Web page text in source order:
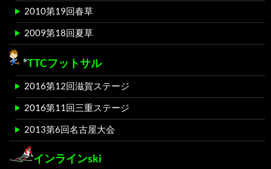
2010第19回春草
2009第18回夏草
TTCフットサル
2016第12回滋賀ステージ
2016第11回三重ステージ
2013第6回名古屋大会
インラインski